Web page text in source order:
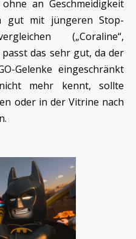
an Geschmeidigkeit
gut mit jüngeren Stop-
(„Coraline“,
passt das sehr gut, da der
Gelenke eingeschränkt
mehr kennt, sollte
oder in der Vitrine nach